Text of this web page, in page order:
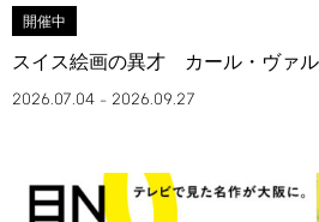
開催中
スイス絵画の異才 カール・ヴァ
2026.07.04 – 2026.09.27